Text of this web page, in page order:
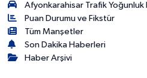
Afyonkarahisar Trafik Yoğunluk
Puan Durumu ve Fikstür
Tüm Manşetler
Son Dakika Haberleri
Haber Arşivi